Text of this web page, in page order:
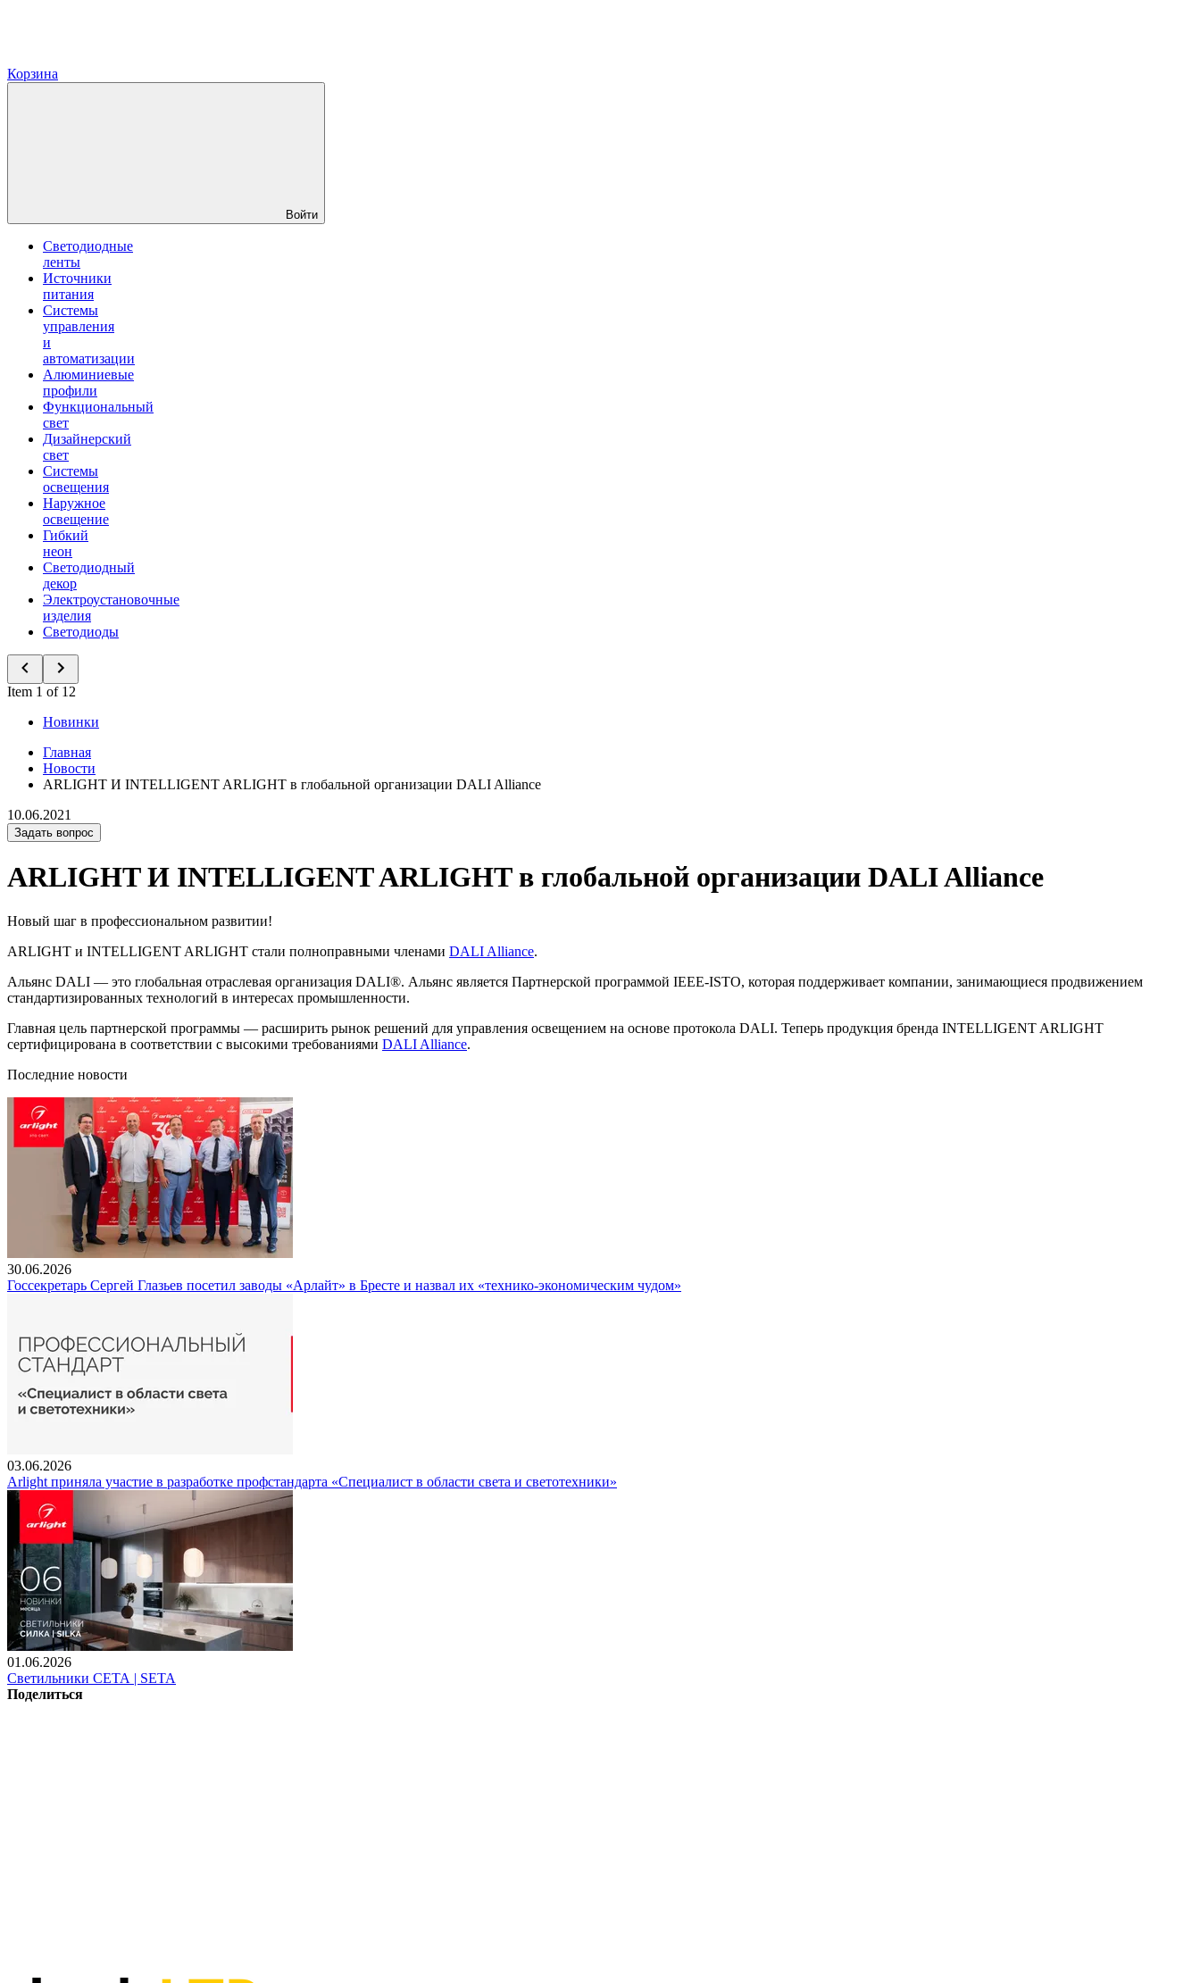
Корзина
Войти
Светодиодные
ленты
Источники
питания
Системы
управления
и
автоматизации
Алюминиевые
профили
Функциональный
свет
Дизайнерский
свет
Системы
освещения
Наружное
освещение
Гибкий
неон
Светодиодный
декор
Электроустановочные
изделия
Светодиоды
Item 1 of 12
Новинки
Главная
Новости
ARLIGHT И INTELLIGENT ARLIGHT в глобальной организации DALI Alliance
10.06.2021
Задать вопрос
ARLIGHT И INTELLIGENT ARLIGHT в глобальной организации DALI Alliance
Новый шаг в профессиональном развитии!
ARLIGHT и INTELLIGENT ARLIGHT стали полноправными членами DALI Alliance.
Альянс DALI — это глобальная отраслевая организация DALI®. Альянс является Партнерской программой IEEE-ISTO, которая поддерживает компании, занимающиеся продвижением
стандартизированных технологий в интересах промышленности.
Главная цель партнерской программы — расширить рынок решений для управления освещением на основе протокола DALI. Теперь продукция бренда INTELLIGENT ARLIGHT
сертифицирована в соответствии с высокими требованиями DALI Alliance.
Последние новости
30.06.2026
Госсекретарь Сергей Глазьев посетил заводы «Арлайт» в Бресте и назвал их «технико-экономическим чудом»
03.06.2026
Arlight приняла участие в разработке профстандарта «Специалист в области света и светотехники»
01.06.2026
Светильники СЕТА | SETA
Поделиться